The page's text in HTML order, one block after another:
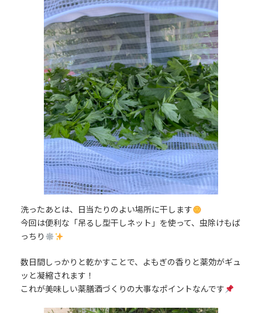
洗ったあとは、日当たりのよい場所に干します
今回は便利な「吊るし型干しネット」を使って、虫除けもば
っちり
数日間しっかりと乾かすことで、よもぎの香りと薬効がギュ
ッと凝縮されます！
これが美味しい薬膳酒づくりの大事なポイントなんです